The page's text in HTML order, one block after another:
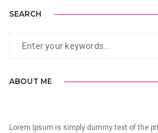
SEARCH
ABOUT ME
Lorem Ipsum is simply dummy text of the